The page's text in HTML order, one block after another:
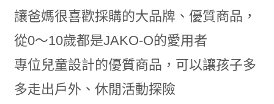
讓爸媽很喜歡採購的大品牌、優質商品，
從0～10歲都是JAKO-O的愛用者
專位兒童設計的優質商品，可以讓孩子多
多走出戶外、休閒活動探險